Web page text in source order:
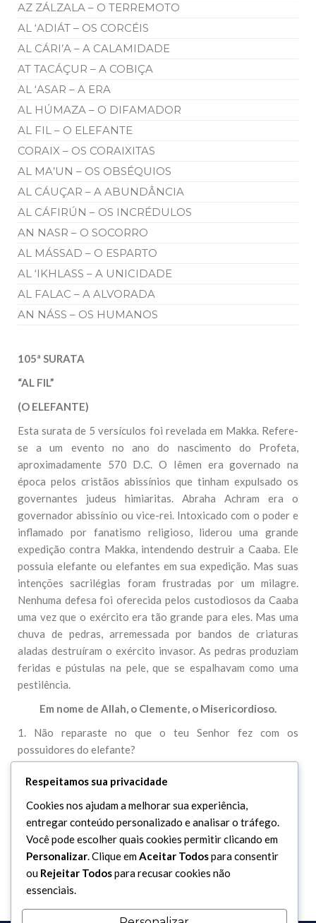
AZ ZÁLZALA – O TERREMOTO
AL ‘ADIÁT – OS CORCÉIS
AL CÁRI’A – A CALAMIDADE
AT TACÁÇUR – A COBIÇA
AL ‘ASAR – A ERA
AL HÚMAZA – O DIFAMADOR
AL FIL – O ELEFANTE
CORAIX – OS CORAIXITAS
AL MA’UN – OS OBSÉQUIOS
AL CÁUÇAR – A ABUNDÂNCIA
AL CÁFIRÚN – OS INCRÉDULOS
AN NASR – O SOCORRO
AL MÁSSAD – O ESPARTO
AL ‘IKHLASS – A UNICIDADE
AL FALAC – A ALVORADA
AN NÁSS – OS HUMANOS
105ª SURATA
“AL FIL”
(O ELEFANTE)
Esta surata de 5 versículos foi revelada em Makka. Refere-
se a um evento no ano do nascimento do Profeta,
aproximadamente 570 D.C. O Iêmen era governado na
época pelos cristãos abissínios que tinham expulsado os
governantes judeus himiaritas. Abraha Achram era o
governador abissínio ou vice-rei. Intoxicado com o poder e
inflamado por fanatismo religioso, liderou uma grande
expedição contra Makka, intendendo destruir a Caaba. Ele
possuia elefante ou elefantes em sua expedição. Mas suas
intenções sacrilégias foram frustradas por um milagre.
Nenhuma defesa foi oferecida pelos custodiosos da Caaba
uma vez que o exército era tão grande para eles. Mas uma
chuva de pedras, arremessada por bandos de criaturas
aladas destruíram o exército invasor. As pedras produziam
feridas e pústulas na pele, que se espalhavam como uma
pestilência.
Em nome de Allah, o Clemente, o Misericordioso.
1. Não reparaste no que o teu Senhor fez com os
possuidores do elefante?
4. Que lhes arrojaram pedras de argila endurecida,
5. E os deixou como plantações devastadas (pelo gado)?
Respeitamos sua privacidade
Cookies nos ajudam a melhorar sua experiência,
entregar conteúdo personalizado e analisar o tráfego.
Você pode escolher quais cookies permitir clicando em
Personalizar. Clique emAceitar Todospara consentir
ou Rejeitar Todospara recusar cookies não
essenciais.